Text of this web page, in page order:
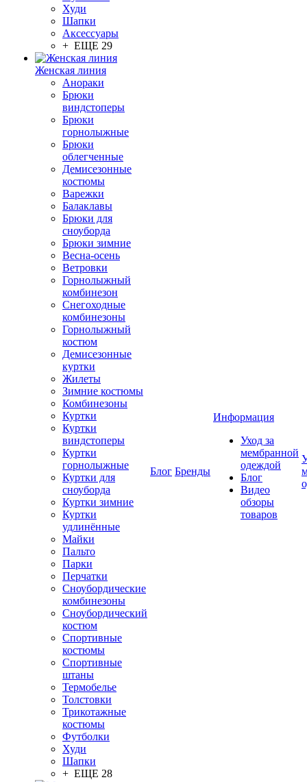
Худи
Шапки
Аксессуары
+ ЕЩЕ 29
Женская линия
Анораки
Брюки
виндстоперы
Брюки
горнолыжные
Брюки
облегченные
Демисезонные
костюмы
Варежки
Балаклавы
Брюки для
сноуборда
Брюки зимние
Весна-осень
Ветровки
Горнолыжный
комбинезон
Снегоходные
комбинезоны
Горнолыжный
костюм
Демисезонные
куртки
Жилеты
Зимние костюмы
Комбинезоны
Куртки
Куртки
виндстоперы
Куртки
горнолыжные
Куртки для
сноуборда
Куртки зимние
Куртки
удлинённые
Майки
Пальто
Парки
Перчатки
Сноубордические
комбинезоны
Сноубордический
костюм
Спортивные
костюмы
Спортивные
штаны
Термобелье
Толстовки
Трикотажные
костюмы
Футболки
Худи
Шапки
+ ЕЩЕ 28
Блог Бренды
Информация
Уход за
мембранной
одеждой
Блог
Видео
обзоры
товаров